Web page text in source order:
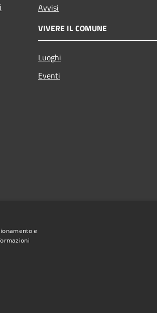
Avvisi
VIVERE IL COMUNE
Luoghi
Eventi
e